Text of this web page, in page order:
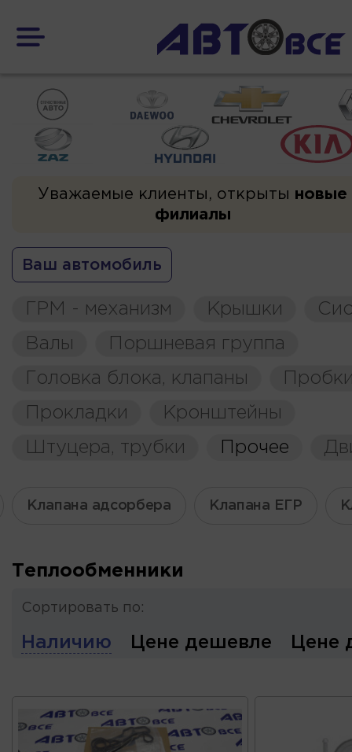
Уважаемые клиенты, открыты новые
филиалы
Ваш автомобиль
ГРМ - механизм Крышки
Валы
Поршневая группа
Головка блока, клапаны
Прокладки
Кронштейны
Штуцера, трубки
Прочее
Клапана адсорбера Клапана ЕГР
Теплообменники
Сортировать по:
Наличию Цене дешевле Цене